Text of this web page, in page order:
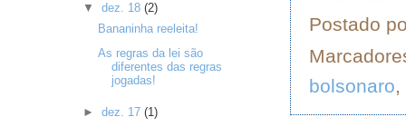
Postado
bolsonaro,
▼ dez. 18 (2)
Bananinha reeleita!
As regras da lei são
diferentes das regras
jogadas!
► dez. 17 (1)